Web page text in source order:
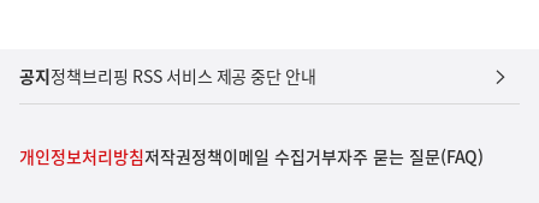
공지정책브리핑 RSS 서비스 제공 중단 안내
개인정보처리방침저작권정책이메일 수집거부자주 묻는 질문(FAQ)